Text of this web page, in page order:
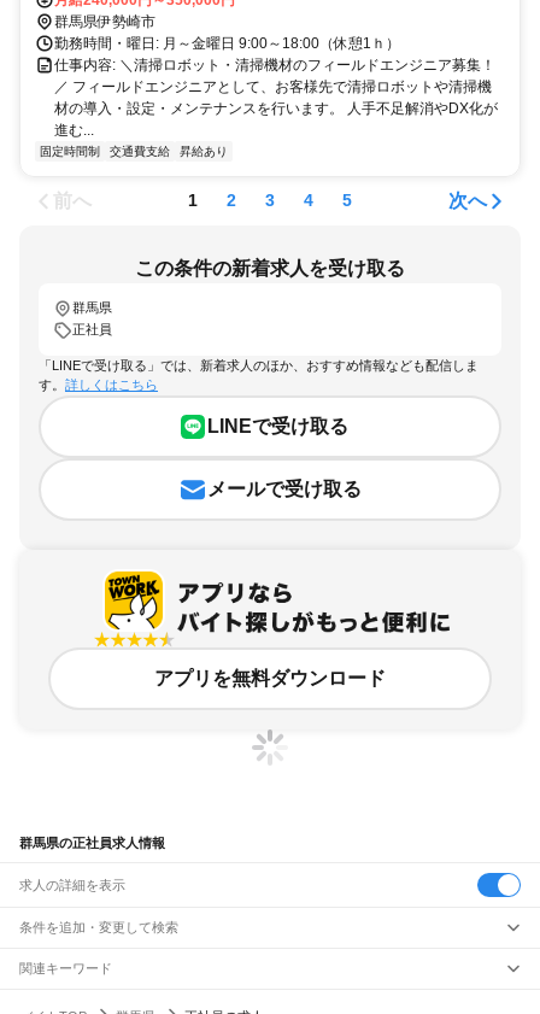
群馬県伊勢崎市
勤務時間・曜日: 月～金曜日 9:00～18:00（休憩1ｈ）
仕事内容: ＼清掃ロボット・清掃機材のフィールドエンジニア募集！
／ フィールドエンジニアとして、お客様先で清掃ロボットや清掃機
材の導入・設定・メンテナンスを行います。 人手不足解消やDX化が
進む...
固定時間制 交通費支給 昇給あり
前へ 1 2 3 4 5 次へ
この条件の新着求人を受け取る
群馬県
正社員
「LINEで受け取る」では、新着求人のほか、おすすめ情報なども配信しま
す。 詳しくはこちら
LINEで受け取る
メールで受け取る
アプリを無料ダウンロード
群馬県の正社員求人情報
求人の詳細を表示
条件を追加・変更して検索
市区町村を追加・変更
駅を追加・変更
関連キーワード